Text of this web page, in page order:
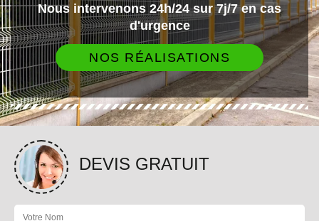
Nous intervenons 24h/24 sur 7j/7 en cas
d'urgence
NOS RÉALISATIONS
DEVIS GRATUIT